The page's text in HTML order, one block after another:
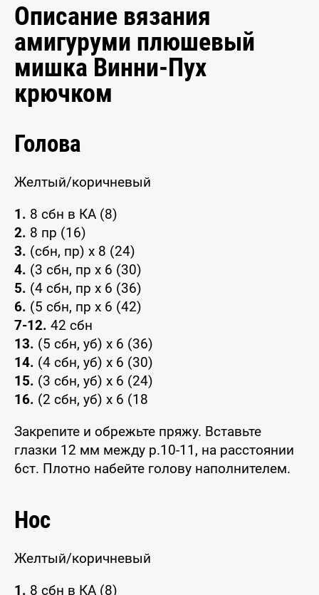
Описание вязания
амигуруми плюшевый
мишка Винни-Пух
крючком
Голова
Желтый/коричневый
1. 8 сбн в КА (8)
2. 8 пр (16)
3. (сбн, пр) x 8 (24)
4. (3 сбн, пр x 6 (30)
5. (4 сбн, пр x 6 (36)
6. (5 сбн, пр x 6 (42)
7-12. 42 сбн
13. (5 сбн, уб) x 6 (36)
14. (4 сбн, уб) x 6 (30)
15. (3 сбн, уб) x 6 (24)
16. (2 сбн, уб) x 6 (18
Закрепите и обрежьте пряжу. Вставьте
глазки 12 мм между р.10-11, на расстоянии
6ст. Плотно набейте голову наполнителем.
Нос
Желтый/коричневый
1. 8 сбн в КА (8)